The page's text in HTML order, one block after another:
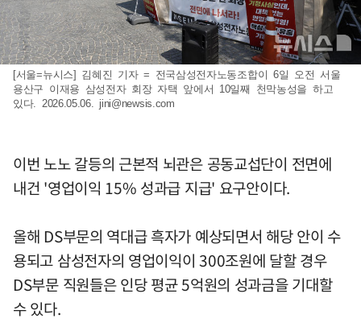
[서울=뉴시스] 김혜진 기자 = 전국삼성전자노동조합이 6일 오전 서울
용산구 이재용 삼성전자 회장 자택 앞에서 10일째 천막농성을 하고
있다. 2026.05.06. jini@newsis.com
이번 노노 갈등의 근본적 뇌관은 공동교섭단이 전면에
내건 '영업이익 15% 성과급 지급' 요구안이다.
올해 DS부문의 역대급 흑자가 예상되면서 해당 안이 수
용되고 삼성전자의 영업이익이 300조원에 달할 경우
DS부문 직원들은 인당 평균 5억원의 성과금을 기대할
수 있다.